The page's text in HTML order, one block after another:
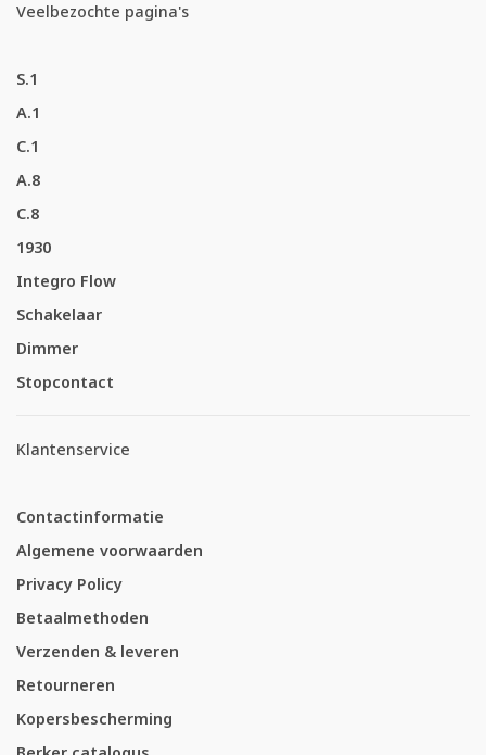
Veelbezochte pagina's
S.1
A.1
C.1
A.8
C.8
1930
Integro Flow
Schakelaar
Dimmer
Stopcontact
Klantenservice
Contactinformatie
Algemene voorwaarden
Privacy Policy
Betaalmethoden
Verzenden & leveren
Retourneren
Kopersbescherming